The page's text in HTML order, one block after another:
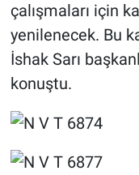
çalışmaları için
yenilenecek. Bu
İshak Sarı
konuştu.